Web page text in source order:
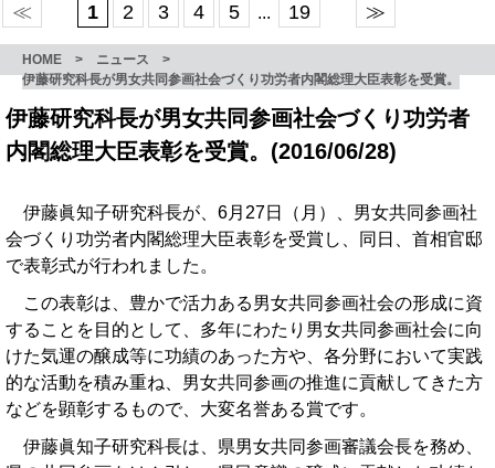
≪ 1 2 3 4 5 ... 19 ≫
HOME > ニュース
>
伊藤研究科長が男女共同参画社会づくり功労者内閣総理大臣表彰を受賞。
伊藤研究科長が男女共同参画社会づくり功労者
内閣総理大臣表彰を受賞。(2016/06/28)
伊藤眞知子研究科長が、6月27日（月）、男女共同参画社
会づくり功労者内閣総理大臣表彰を受賞し、同日、首相官邸
で表彰式が行われました。
この表彰は、豊かで活力ある男女共同参画社会の形成に資
することを目的として、多年にわたり男女共同参画社会に向
けた気運の醸成等に功績のあった方や、各分野において実践
的な活動を積み重ね、男女共同参画の推進に貢献してきた方
などを顕彰するもので、大変名誉ある賞です。
伊藤眞知子研究科長は、県男女共同参画審議会長を務め、